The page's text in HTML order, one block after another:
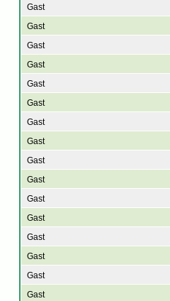
Gast
Gast
Gast
Gast
Gast
Gast
Gast
Gast
Gast
Gast
Gast
Gast
Gast
Gast
Gast
Gast